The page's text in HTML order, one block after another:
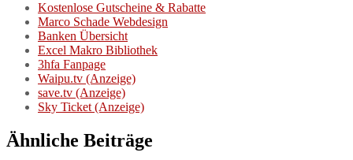
Kostenlose Gutscheine & Rabatte
Marco Schade Webdesign
Banken Übersicht
Excel Makro Bibliothek
3hfa Fanpage
Waipu.tv (Anzeige)
save.tv (Anzeige)
Sky Ticket (Anzeige)
Ähnliche Beiträge